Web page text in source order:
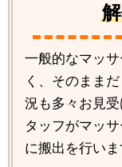
一般的なマッ
く、そのまま
況も多々お見
タッフがマッ
に搬出を行い